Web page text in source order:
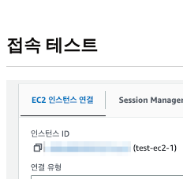
접속 테스트